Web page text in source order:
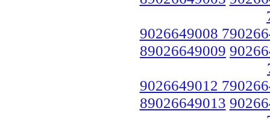
9026649008
89026649009
9026649012
89026649013